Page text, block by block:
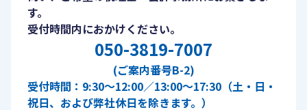
す。
受付時間内におかけください。
050-3819-7007
(ご案内番号B-2)
受付時間：9:30〜12:00／13:00〜17:30（土・日・
祝日、および弊社休日を除きます。）